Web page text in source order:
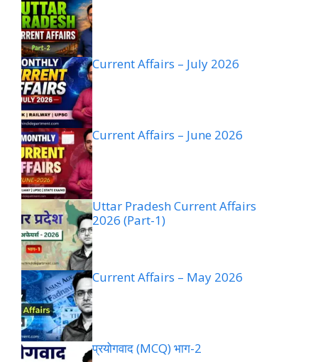
Current Affairs – July 2026
Current Affairs – June 2026
Uttar Pradesh Current Affairs
2026 (Part-1)
Current Affairs – May 2026
प्रयोगवाद (MCQ) भाग-2